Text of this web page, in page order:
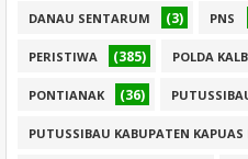
DANAU SENTARUM (3) PNS
PERISTIWA (385) POLDA
PONTIANAK (36)
PUTUSSIBAU KABUPATEN KAPUAS